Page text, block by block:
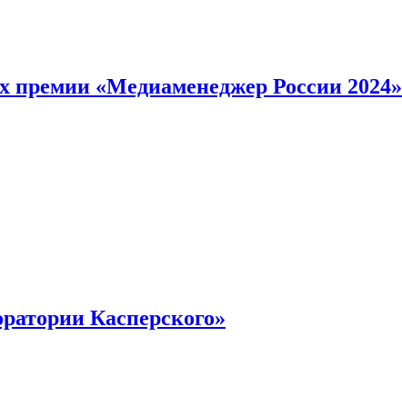
«Медиаменеджер России 2024»
Касперского»